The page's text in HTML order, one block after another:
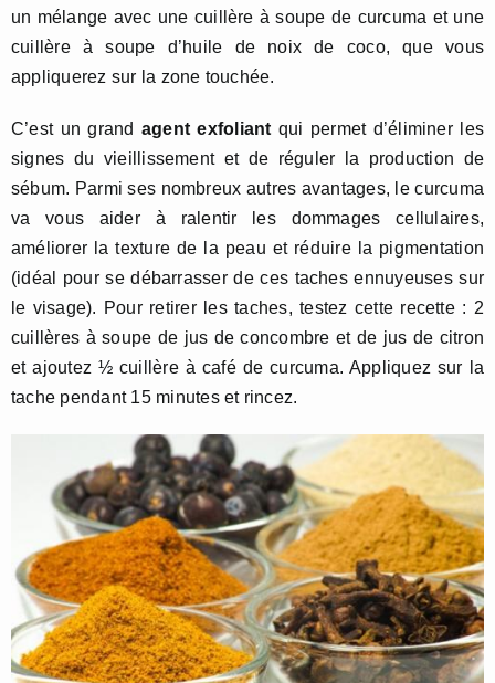
un mélange avec une cuillère à soupe de curcuma et une
cuillère à soupe d’huile de noix de coco, que vous
appliquerez sur la zone touchée.
C’est un grand agent exfoliantqui permet d’éliminer les
signes du vieillissement et de réguler la production de
sébum. Parmi ses nombreux autres avantages, le curcuma
va vous aider à ralentir les dommages cellulaires,
améliorer la texture de la peau et réduire la pigmentation
(idéal pour se débarrasser de ces taches ennuyeuses sur
le visage). Pour retirer les taches, testez cette recette : 2
cuillères à soupe de jus de concombre et de jus de citron
et ajoutez ½ cuillère à café de curcuma. Appliquez sur la
tache pendant 15 minutes et rincez.